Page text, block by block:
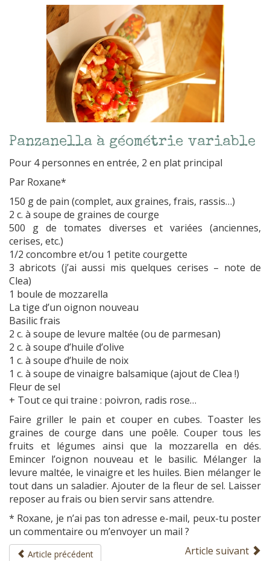
Panzanella à géométrie variable
Pour 4 personnes en entrée, 2 en plat principal
Par Roxane*
150 g de pain (complet, aux graines, frais, rassis…)
2 c. à soupe de graines de courge
500 g de tomates diverses et variées (anciennes,
cerises, etc.)
1/2 concombre et/ou 1 petite courgette
3 abricots (j’ai aussi mis quelques cerises – note de
Clea)
1 boule de mozzarella
La tige d’un oignon nouveau
Basilic frais
2 c. à soupe de levure maltée (ou de parmesan)
2 c. à soupe d’huile d’olive
1 c. à soupe d’huile de noix
1 c. à soupe de vinaigre balsamique (ajout de Clea !)
Fleur de sel
+ Tout ce qui traine : poivron, radis rose…
Faire griller le pain et couper en cubes. Toaster les
graines de courge dans une poêle. Couper tous les
fruits et légumes ainsi que la mozzarella en dés.
Emincer l’oignon nouveau et le basilic. Mélanger la
levure maltée, le vinaigre et les huiles. Bien mélanger le
tout dans un saladier. Ajouter de la fleur de sel. Laisser
reposer au frais ou bien servir sans attendre.
* Roxane, je n’ai pas ton adresse e-mail, peux-tu poster
un commentaire ou m’envoyer un mail ?
Article précédent Article suivant